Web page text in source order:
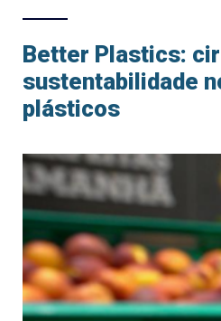
Better Plastics:
sustentabilidade
plásticos